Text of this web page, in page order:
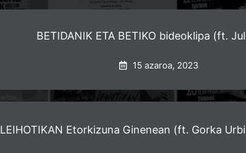
BETIDANIK ETA BETIKO bideoklipa (ft.
15 azaroa, 2023
LEIHOTIKAN Etorkizuna Ginenean (ft. Gorka